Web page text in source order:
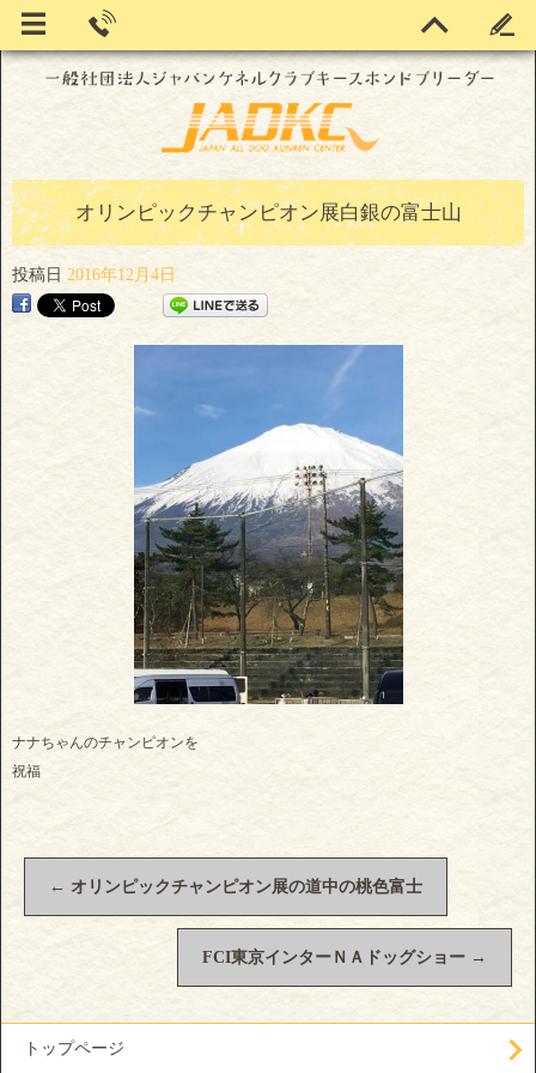
オリンピックチャンピオン展白銀の富士山
投稿日 2016年12月4日
ナナちゃんのチャンピオンを
祝福
← オリンピックチャンピオン展の道中の桃色富士
FCI東京インターＮＡドッグショー →
トップページ